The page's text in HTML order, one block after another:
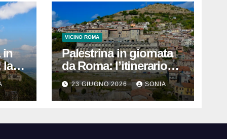
in
la
VICINO ROMA
Palestrina in giornata
da Roma: l’itinerario
pratico per vedere
Santuario, Museo e
centro storico
23 GIUGNO 2026 SONIA